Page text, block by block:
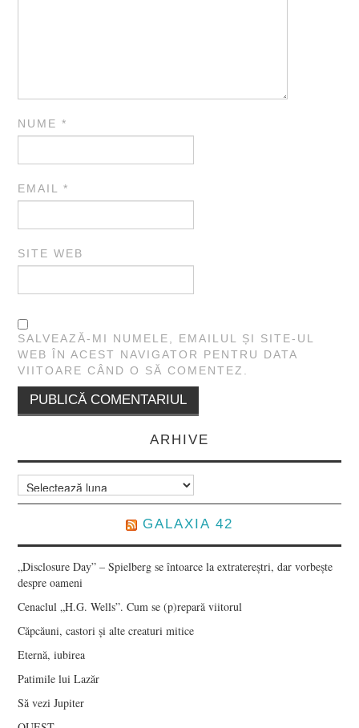
NUME*
EMAIL*
SITE WEB
SALVEAZĂ-MI NUMELE, EMAILUL ȘI SITE-UL
WEB ÎN ACEST NAVIGATOR PENTRU DATA
VIITOARE CÂND O SĂ COMENTEZ.
ARHIVE
Arhive
GALAXIA 42
„Disclosure Day” – Spielberg se întoarce la extratereștri, dar vorbește
despre oameni
Cenaclul „H.G. Wells”. Cum se (p)repară viitorul
Căpcăuni, castori și alte creaturi mitice
Eternă, iubirea
Patimile lui Lazăr
Să vezi Jupiter